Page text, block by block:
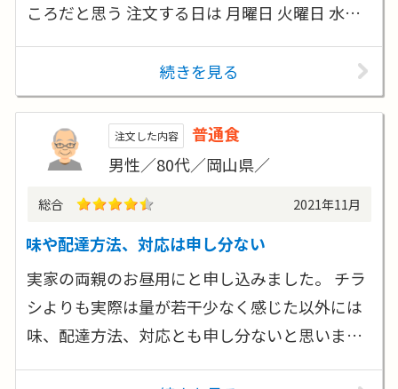
ころだと思う 注文する日は 月曜日 火曜日 水…
続きを見る
注文した内容
普通食
男性／80代／岡山県／
総合 2021年11月
味や配達方法、対応は申し分ない
実家の両親のお昼用にと申し込みました。 チラ
シよりも実際は量が若干少なく感じた以外には
味、配達方法、対応とも申し分ないと思いま…